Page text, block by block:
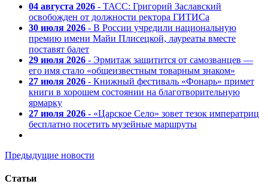
04 августа 2026 - ТАСС: Григорий Заславский
освобожден от должности ректора ГИТИСа
30 июля 2026 - В России учредили национальную
премию имени Майи Плисецкой, лауреаты вместе
поставят балет
29 июля 2026 - Эрмитаж защитится от самозванцев —
его имя стало «общеизвестным товарным знаком»
27 июля 2026 - Книжный фестиваль «Фонарь» примет
книги в хорошем состоянии на благотворительную
ярмарку
27 июля 2026 - «Царское Село» зовет тезок императриц
бесплатно посетить музейные маршруты
Предыдущие новости
Статьи